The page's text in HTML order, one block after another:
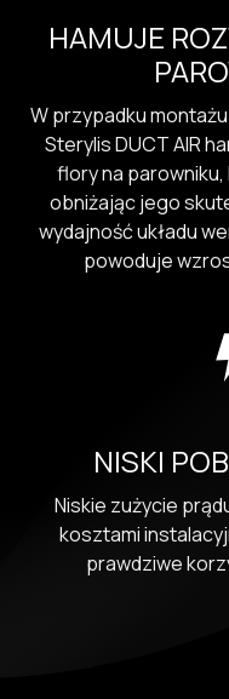
HAMUJE
W przypadku
Sterylis DUCT AIR
flory na
obniżając jego
wydajność układu
powoduje
NISKI
Niskie zużycie
kosztami
prawdziwe